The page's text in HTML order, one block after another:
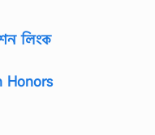
লিংক
Honors